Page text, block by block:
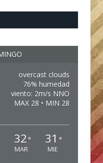
overcast clouds
76% humedad
viento: 2m/s NNO
MAX 28 • MIN 28
32 °
MAR
31 °
MIE